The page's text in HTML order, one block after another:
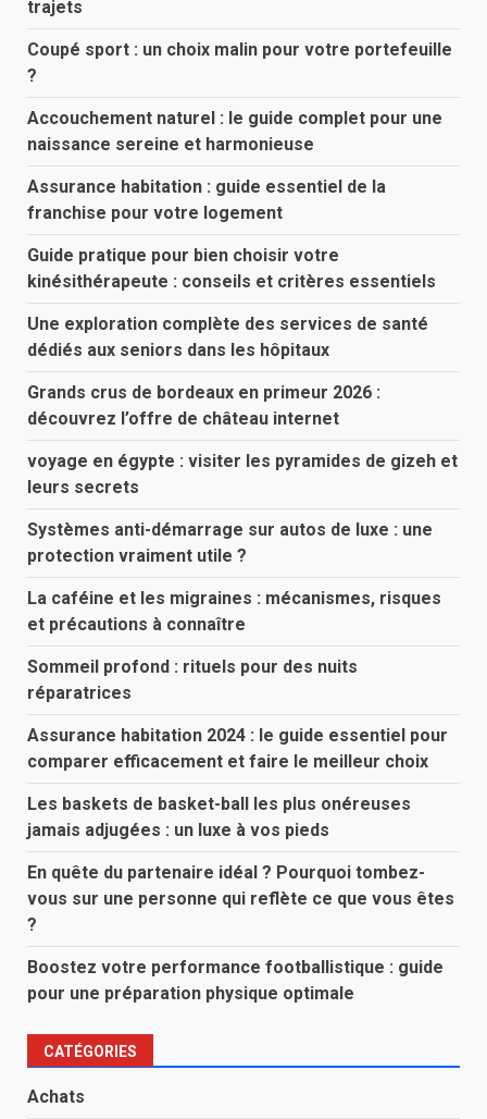
trajets
Coupé sport : un choix malin pour votre portefeuille
?
Accouchement naturel : le guide complet pour une
naissance sereine et harmonieuse
Assurance habitation : guide essentiel de la
franchise pour votre logement
Guide pratique pour bien choisir votre
kinésithérapeute : conseils et critères essentiels
Une exploration complète des services de santé
dédiés aux seniors dans les hôpitaux
Grands crus de bordeaux en primeur 2026 :
découvrez l’offre de château internet
voyage en égypte : visiter les pyramides de gizeh et
leurs secrets
Systèmes anti-démarrage sur autos de luxe : une
protection vraiment utile ?
La caféine et les migraines : mécanismes, risques
et précautions à connaître
Sommeil profond : rituels pour des nuits
réparatrices
Assurance habitation 2024 : le guide essentiel pour
comparer efficacement et faire le meilleur choix
Les baskets de basket-ball les plus onéreuses
jamais adjugées : un luxe à vos pieds
En quête du partenaire idéal ? Pourquoi tombez-
vous sur une personne qui reflète ce que vous êtes
?
Boostez votre performance footballistique : guide
pour une préparation physique optimale
CATÉGORIES
Achats